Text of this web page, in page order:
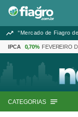
“Mercado de Fiagro
IPCA 0,70% FEVEREIRO
CATEGORIAS